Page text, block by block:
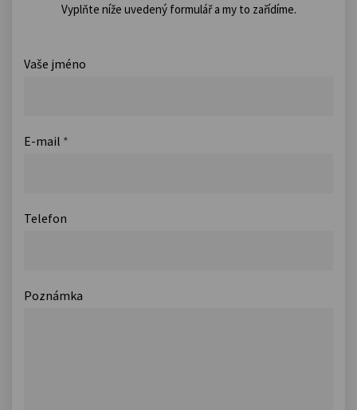
Vyplňte níže uvedený formulář a my to zařídíme.
Vaše jméno
E-mail *
Telefon
Poznámka